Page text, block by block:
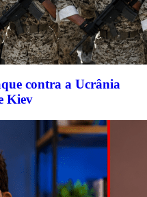
contra a Ucrânia
Kiev